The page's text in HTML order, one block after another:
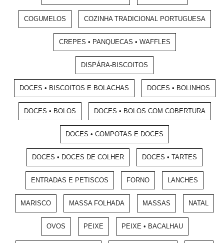
COGUMELOS COZINHA TRADICIONAL PORTUGUESA
CREPES • PANQUECAS • WAFFLES
DISPÁRA-BISCOITOS
DOCES • BISCOITOS E BOLACHAS DOCES • BOLINHOS
DOCES • BOLOS DOCES • BOLOS COM COBERTURA
DOCES • COMPOTAS E DOCES
DOCES • DOCES DE COLHER DOCES • TARTES
ENTRADAS E PETISCOS FORNO LANCHES
MARISCO MASSA FOLHADA MASSAS NATAL
OVOS PEIXE PEIXE • BACALHAU